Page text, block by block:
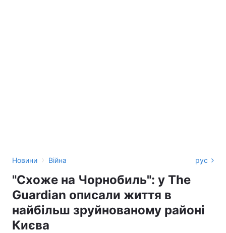
Новини › Війна рус
"Схоже на Чорнобиль": у The
Guardian описали життя в
найбільш зруйнованому районі
Києва